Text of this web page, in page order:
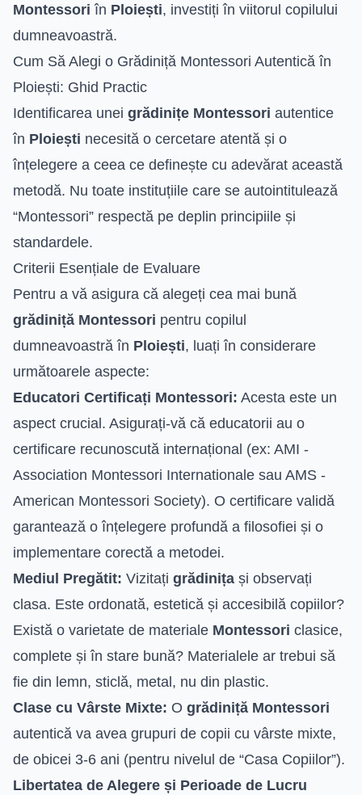
Montessori în Ploiești, investiți în viitorul copilului
dumneavoastră.
Cum Să Alegi o Grădiniță Montessori Autentică în
Ploiești: Ghid Practic
Identificarea unei grădinițe Montessori autentice
în Ploiești necesită o cercetare atentă și o
înțelegere a ceea ce definește cu adevărat această
metodă. Nu toate instituțiile care se autointitulează
“Montessori” respectă pe deplin principiile și
standardele.
Criterii Esențiale de Evaluare
Pentru a vă asigura că alegeți cea mai bună
grădiniță Montessori pentru copilul
dumneavoastră în Ploiești, luați în considerare
următoarele aspecte:
Educatori Certificați Montessori: Acesta este un
aspect crucial. Asigurați-vă că educatorii au o
certificare recunoscută internațional (ex: AMI -
Association Montessori Internationale sau AMS -
American Montessori Society). O certificare validă
garantează o înțelegere profundă a filosofiei și o
implementare corectă a metodei.
Mediul Pregătit: Vizitați grădinița și observați
clasa. Este ordonată, estetică și accesibilă copiilor?
Există o varietate de materiale Montessori clasice,
complete și în stare bună? Materialele ar trebui să
fie din lemn, sticlă, metal, nu din plastic.
Clase cu Vârste Mixte: O grădiniță Montessori
autentică va avea grupuri de copii cu vârste mixte,
de obicei 3-6 ani (pentru nivelul de “Casa Copiilor”).
Libertatea de Alegere și Perioade de Lucru